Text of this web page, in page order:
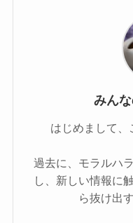
みん
はじめまして、
過去に、モラルハ
し、新しい情報に
ら抜け出